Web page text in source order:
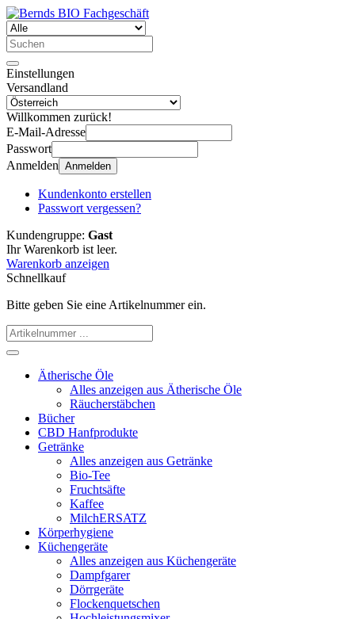
Einstellungen
Versandland
Willkommen zurück!
E-Mail-Adresse
Passwort
Anmelden Anmelden
Kundenkonto erstellen
Passwort vergessen?
Kundengruppe: Gast
Ihr Warenkorb ist leer.
Warenkorb anzeigen
Schnellkauf
Bitte geben Sie eine Artikelnummer ein.
Ätherische Öle
Alles anzeigen aus Ätherische Öle
Räucherstäbchen
Bücher
CBD Hanfprodukte
Getränke
Alles anzeigen aus Getränke
Bio-Tee
Fruchtsäfte
Kaffee
MilchERSATZ
Körperhygiene
Küchengeräte
Alles anzeigen aus Küchengeräte
Dampfgarer
Dörrgeräte
Flockenquetschen